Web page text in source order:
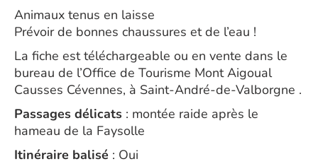
Animaux tenus en laisse
Prévoir de bonnes chaussures et de l’eau !
La fiche est téléchargeable ou en vente dans le
bureau de l’Office de Tourisme Mont Aigoual
Causses Cévennes, à Saint-André-de-Valborgne .
Passages délicats : montée raide après le
hameau de la Faysolle
Itinéraire balisé : Oui